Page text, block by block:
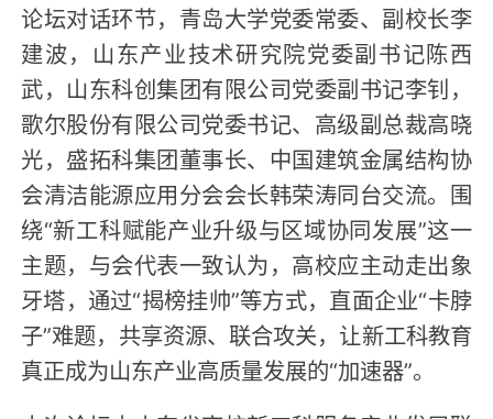
论坛对话环节，青岛大学党委常委、副校长李
建波，山东产业技术研究院党委副书记陈西
武，山东科创集团有限公司党委副书记李钊，
歌尔股份有限公司党委书记、高级副总裁高晓
光，盛拓科集团董事长、中国建筑金属结构协
会清洁能源应用分会会长韩荣涛同台交流。围
绕“新工科赋能产业升级与区域协同发展”这一
主题，与会代表一致认为，高校应主动走出象
牙塔，通过“揭榜挂帅”等方式，直面企业“卡脖
子”难题，共享资源、联合攻关，让新工科教育
真正成为山东产业高质量发展的“加速器”。